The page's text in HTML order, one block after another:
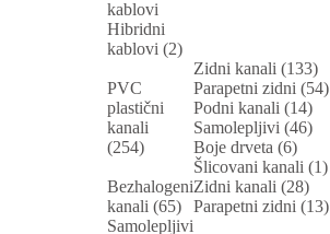
kablovi
Hibridni
kablovi (2)
PVC
plastični
kanali
(254)
Zidni kanali (133)
Parapetni zidni (54)
Podni kanali (14)
Samolepljivi (46)
Boje drveta (6)
Šlicovani kanali (1)
Bezhalogeni
kanali (65)
Zidni kanali (28)
Parapetni zidni (13)
Samolepljivi